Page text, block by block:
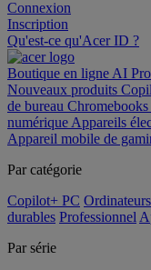
Connexion
Inscription
Qu'est-ce qu'Acer ID ?
Boutique en ligne AI
Nouveaux produits
de bureau Chromebooks
numérique Appareils
Appareil mobile de
Par catégorie
Copilot+ PC
durables Professionnel
Par série